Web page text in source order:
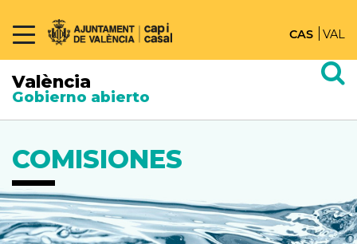
CAS VAL
València
Gobierno abierto
COMISIONES